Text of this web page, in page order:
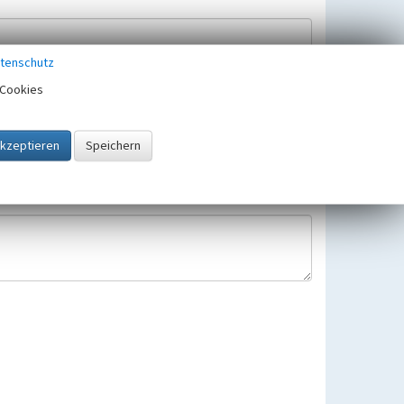
gespeichert und verwendet.
gültigen Europäischen